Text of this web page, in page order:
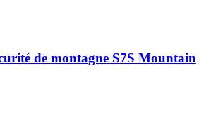
de montagne S7S Mountain